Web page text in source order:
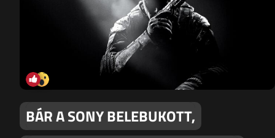
BÁR A SONY BELEBUKOTT,